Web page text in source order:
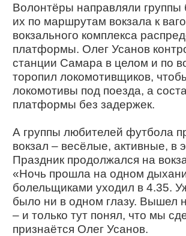
Волонтёры направляли
их по маршрутам вокзала к
вокзального комплекса
платформы. Олег Усанов
станции Самара в целом и по
торопил локомотивщиков,
локомотивы под поезда, а
платформы без задержек.
А группы любителей футбола
вокзал – весёлые, активные, в
Праздник продолжался на
«Ночь прошла на одном
болельщиками уходил в 4.35.
было ни в одном глазу. Вышел
– и только тут понял, что мы
признаётся Олег Усанов.